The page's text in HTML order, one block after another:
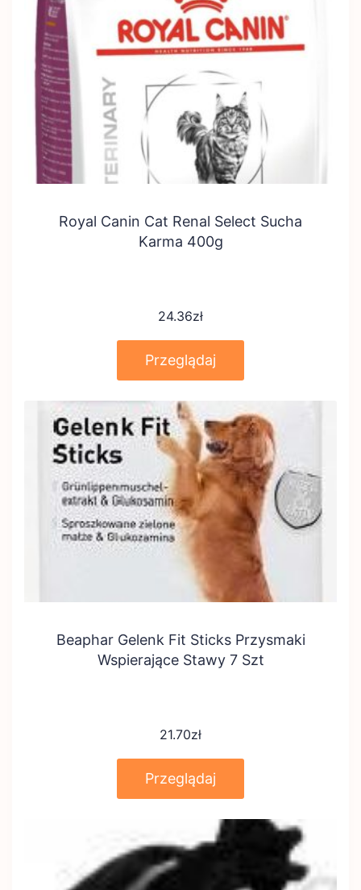
Royal Canin Cat Renal Select Sucha
Karma 400g
24.36zł
Przeglądaj
Beaphar Gelenk Fit Sticks Przysmaki
Wspierające Stawy 7 Szt
21.70zł
Przeglądaj